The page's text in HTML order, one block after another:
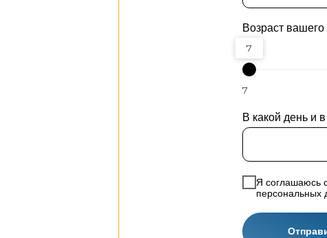
Возраст вашего
7
7
В какой день и
Я соглашаюсь
персональных